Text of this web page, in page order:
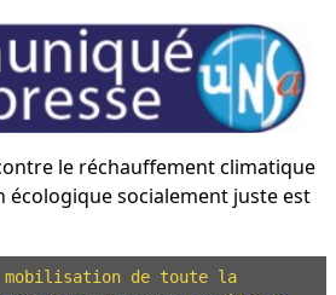
le réchauffement climatique
socialement juste est
mobilisation de toute la